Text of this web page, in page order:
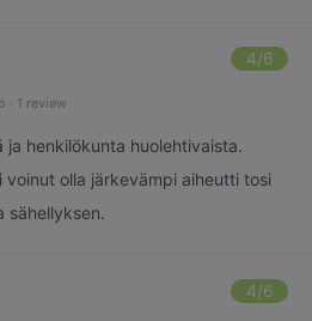
4/6
· 1 review
ja henkilökunta huolehtivaista.
voinut olla järkevämpi aiheutti tosi
sähellyksen.
4/6